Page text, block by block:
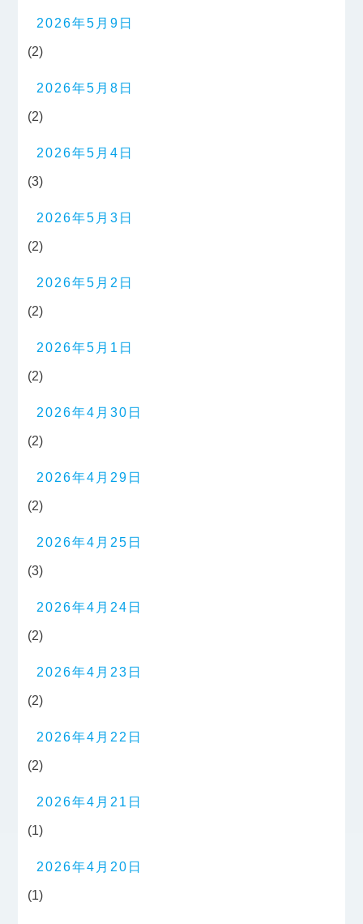
2026年5月9日
(2)
2026年5月8日
(2)
2026年5月4日
(3)
2026年5月3日
(2)
2026年5月2日
(2)
2026年5月1日
(2)
2026年4月30日
(2)
2026年4月29日
(2)
2026年4月25日
(3)
2026年4月24日
(2)
2026年4月23日
(2)
2026年4月22日
(2)
2026年4月21日
(1)
2026年4月20日
(1)